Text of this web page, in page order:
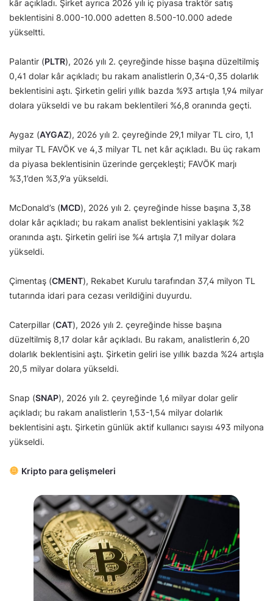
kâr açıkladı. Şirket ayrıca 2026 yılı iç piyasa traktör satış
beklentisini 8.000-10.000 adetten 8.500-10.000 adede
yükseltti.
Palantir (PLTR), 2026 yılı 2. çeyreğinde hisse başına düzeltilmiş
0,41 dolar kâr açıkladı; bu rakam analistlerin 0,34-0,35 dolarlık
beklentisini aştı. Şirketin geliri yıllık bazda %93 artışla 1,94 milyar
dolara yükseldi ve bu rakam beklentileri %6,8 oranında geçti.
Aygaz (AYGAZ), 2026 yılı 2. çeyreğinde 29,1 milyar TL ciro, 1,1
milyar TL FAVÖK ve 4,3 milyar TL net kâr açıkladı. Bu üç rakam
da piyasa beklentisinin üzerinde gerçekleşti; FAVÖK marjı
%3,1’den %3,9’a yükseldi.
McDonald’s (MCD), 2026 yılı 2. çeyreğinde hisse başına 3,38
dolar kâr açıkladı; bu rakam analist beklentisini yaklaşık %2
oranında aştı. Şirketin geliri ise %4 artışla 7,1 milyar dolara
yükseldi.
Çimentaş (CMENT), Rekabet Kurulu tarafından 37,4 milyon TL
tutarında idari para cezası verildiğini duyurdu.
Caterpillar (CAT), 2026 yılı 2. çeyreğinde hisse başına
düzeltilmiş 8,17 dolar kâr açıkladı. Bu rakam, analistlerin 6,20
dolarlık beklentisini aştı. Şirketin geliri ise yıllık bazda %24 artışla
20,5 milyar dolara yükseldi.
Snap (SNAP), 2026 yılı 2. çeyreğinde 1,6 milyar dolar gelir
açıkladı; bu rakam analistlerin 1,53-1,54 milyar dolarlık
beklentisini aştı. Şirketin günlük aktif kullanıcı sayısı 493 milyona
yükseldi.
Kripto para gelişmeleri